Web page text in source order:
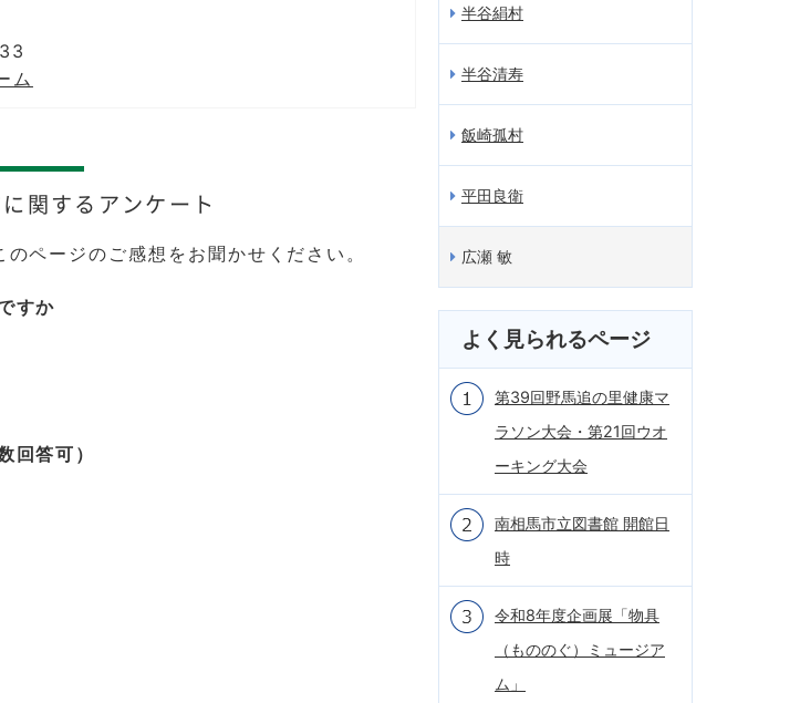
ム
関するアンケート
ページのご感想をお聞かせください。
すか
回答可）
半谷絹村
半谷清寿
飯崎孤村
平田良衛
広瀬 敏
よく見られるページ
第39回野馬追の里健康マ
ラソン大会・第21回ウオ
ーキング大会
南相馬市立図書館 開館日
時
令和8年度企画展「物具
（もののぐ）ミュージア
ム」